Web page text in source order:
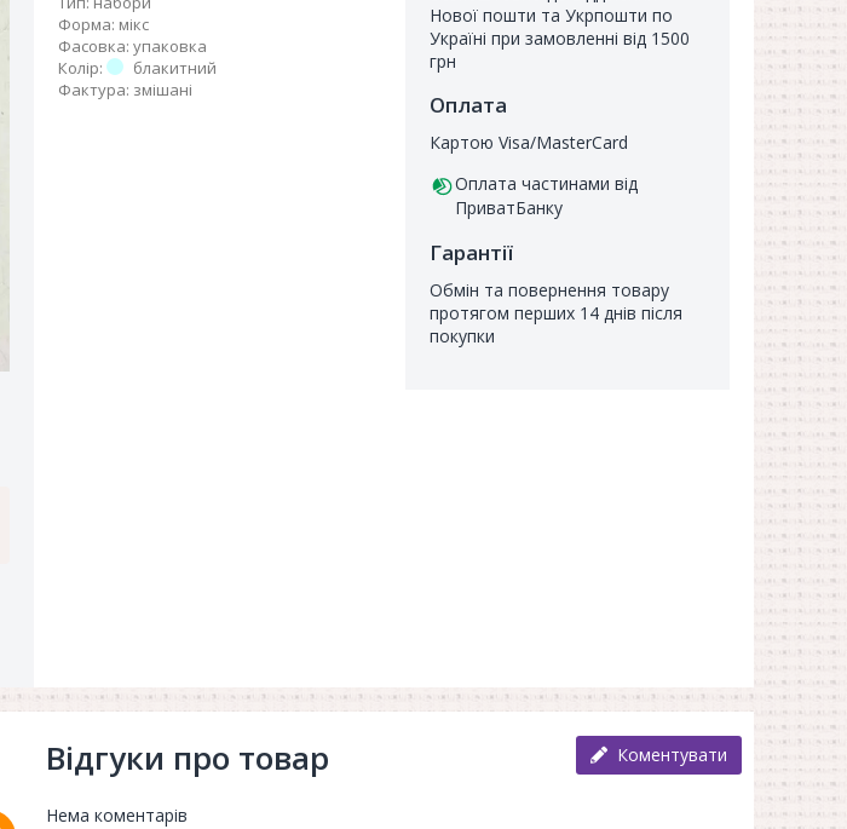
Форма: мікс
Фасовка: упаковка
Колір:
блакитний
Фактура: змішані
Нової пошти та Укрпошти по
Україні при замовленні від 1500
грн
Оплата
Картою Visa/MasterCard
Оплата частинами від
ПриватБанку
Гарантії
Обмін та повернення товару
протягом перших 14 днів після
покупки
Відгуки про товар Коментувати
Нема коментарів